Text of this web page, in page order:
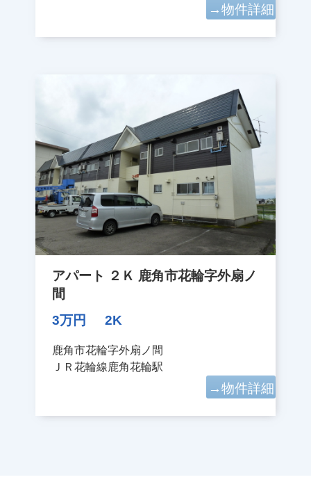
→物件詳細
アパート ２Ｋ 鹿角市花輪字外扇ノ
間
3万円
2K
鹿角市花輪字外扇ノ間
ＪＲ花輪線鹿角花輪駅
→物件詳細